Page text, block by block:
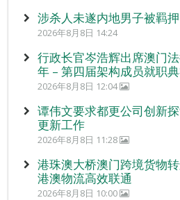
涉杀人未遂内地男子被羁押
2026年8月8日 14:24
行政长官岑浩辉出席澳门
年 – 第四届架构成员就职典
2026年8月8日 12:04
谭伟文要求都更公司创新
更新工作
2026年8月8日 11:28
港珠澳大桥澳门跨境货物
港澳物流高效联通
2026年8月8日 10:00